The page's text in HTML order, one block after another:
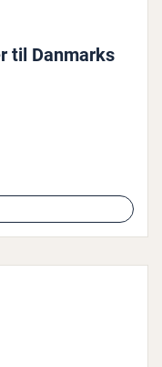
til Danmarks